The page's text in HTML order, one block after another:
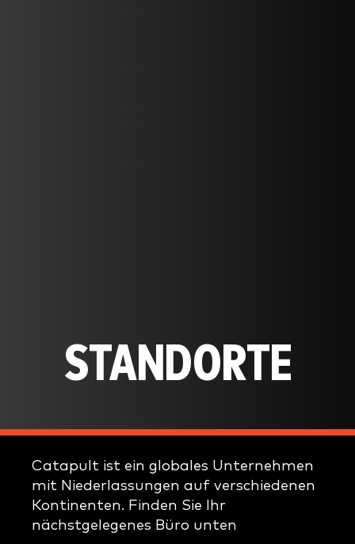
STANDORTE
Catapult ist ein globales Unternehmen
mit Niederlassungen auf verschiedenen
Kontinenten. Finden Sie Ihr
nächstgelegenes Büro unten